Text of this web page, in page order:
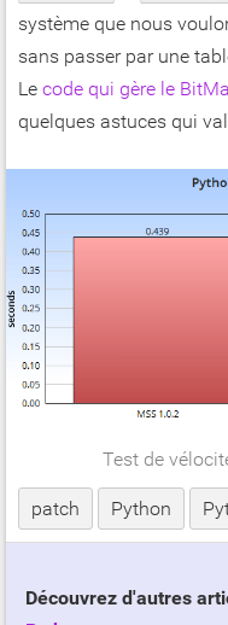
système que nous
sans passer par une
Le code qui gère le
quelques astuces qui
Test de
patch Python
Découvrez d'autres